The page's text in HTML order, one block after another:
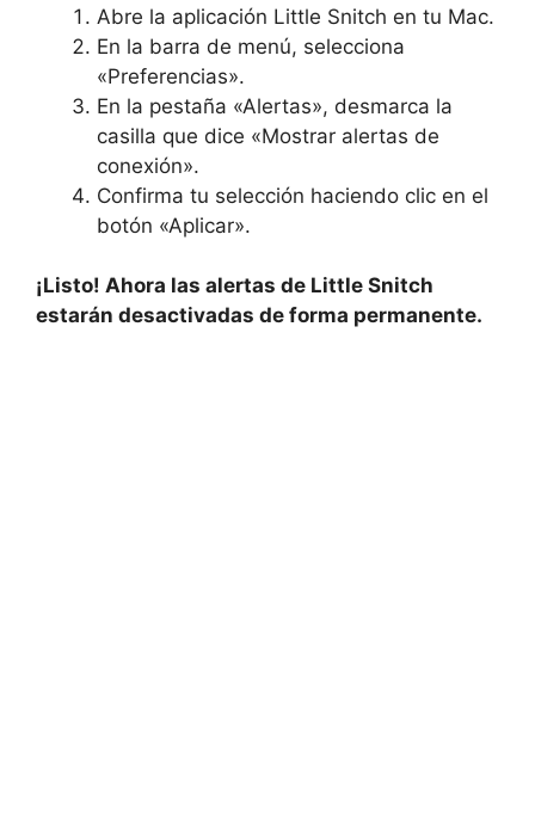
Abre la aplicación Little Snitch en tu Mac.
En la barra de menú, selecciona
«Preferencias».
En la pestaña «Alertas», desmarca la
casilla que dice «Mostrar alertas de
conexión».
Confirma tu selección haciendo clic en el
botón «Aplicar».
¡Listo! Ahora las alertas de Little Snitch
estarán desactivadas de forma permanente.